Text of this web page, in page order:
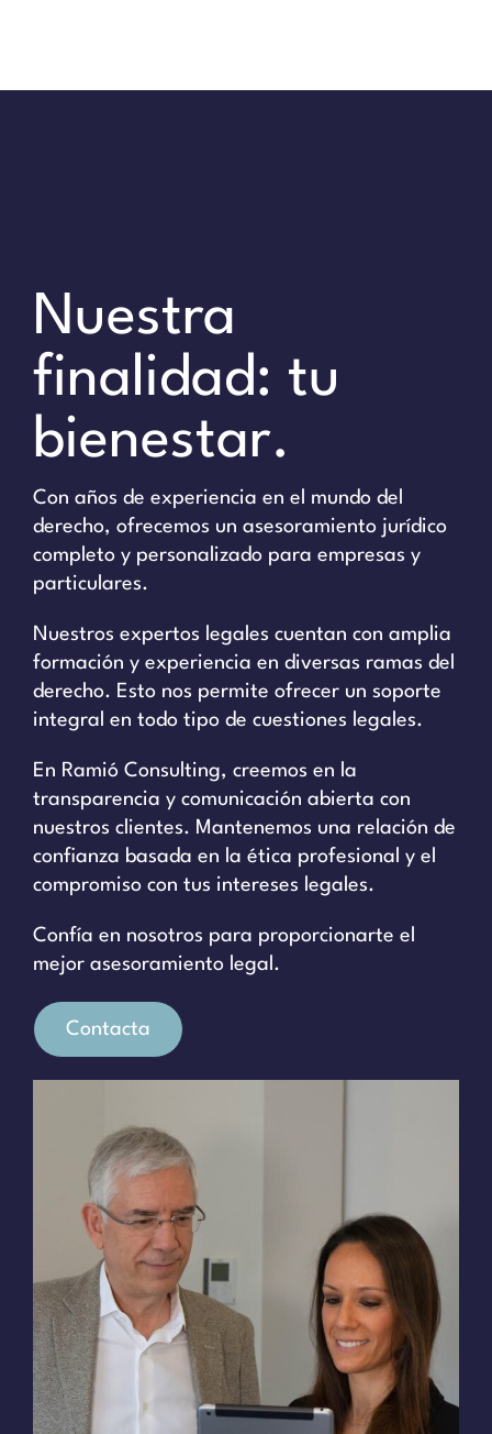
Nuestra
finalidad: tu
bienestar.
Con años de experiencia en el mundo del
derecho, ofrecemos un asesoramiento jurídico
completo y personalizado para empresas y
particulares.
Nuestros expertos legales cuentan con amplia
formación y experiencia en diversas ramas del
derecho. Esto nos permite ofrecer un soporte
integral en todo tipo de cuestiones legales.
En Ramió Consulting, creemos en la
transparencia y comunicación abierta con
nuestros clientes. Mantenemos una relación de
confianza basada en la ética profesional y el
compromiso con tus intereses legales.
Confía en nosotros para proporcionarte el
mejor asesoramiento legal.
Contacta